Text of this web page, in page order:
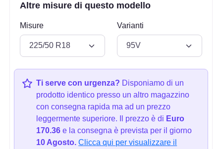
Altre misure di questo modello
Misure Varianti
Ti serve con urgenza? Disponiamo di un
prodotto identico presso un altro magazzino
con consegna rapida ma ad un prezzo
leggermente superiore. Il prezzo è di Euro
170.36 e la consegna è prevista per il giorno
10 Agosto. Clicca qui per visualizzare il